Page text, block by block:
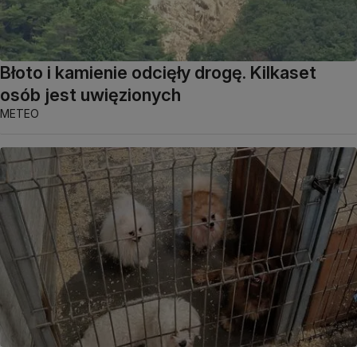
Błoto i kamienie odcięły drogę. Kilkaset
osób jest uwięzionych
METEO